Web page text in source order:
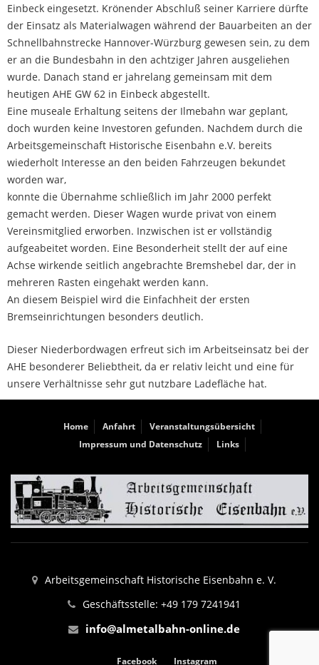
Einbeck eingesetzt. Krönender Abschluß seiner Karriere dürfte
der Einsatz als Materialwagen während der Bauarbeiten an der
Schnellbahnstrecke Hannover-Würzburg gewesen sein, zu dem
er an die Bundesbahn in den achtziger Jahren ausgeliehen
wurde. Danach stand er jahrelang gemeinsam mit dem
heutigen AHE GW 62 in Einbeck abgestellt.
Eine museale Erhaltung seitens der Ilmebahn war geplant,
doch wurden keine Investoren gefunden. Nachdem durch die
Arbeitsgemeinschaft Historische Eisenbahn e.V. bereits
wiederholt Interesse an den beiden Fahrzeugen bekundet
worden war,
konnte die Übernahme schließlich im Jahr 2000 perfekt
gemacht werden. Dieser Wagen wurde privat von einem
Vereinsmitglied erworben. Inzwischen ist er vollständig
aufgeabeitet worden. Eine Besonderheit stellt der auf eine
Achse wirkende seitlich angebrachte Bremshebel dar, der in
mehreren Rasten eingehakt werden kann.
An diesem Beispiel wird die Einfachheit der ersten
Bremseinrichtungen besonders deutlich.
Dieser Niederbordwagen erfreut sich im Arbeitseinsatz bei der
AHE besonderer Beliebtheit, da er relativ leicht und eine für
unsere Verhältnisse sehr gut nutzbare Ladefläche hat.
Home Anfahrt
Veranstaltungsübersicht
Impressum und Datenschutz
Links
Arbeitsgemeinschaft Historische Eisenbahn e. V.
Geschäftsstelle: +49 179 7241941
info@almetalbahn-online.de
Facebook Instagram